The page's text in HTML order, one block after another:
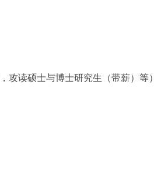
攻读硕士与博士研究生（带薪）等）